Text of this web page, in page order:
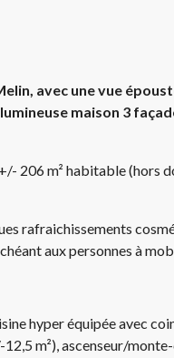
avec une vue
maison 3
206 m² habitable (hors
rafraichissements
aux personnes à
hyper équipée avec
m²), ascenseur/